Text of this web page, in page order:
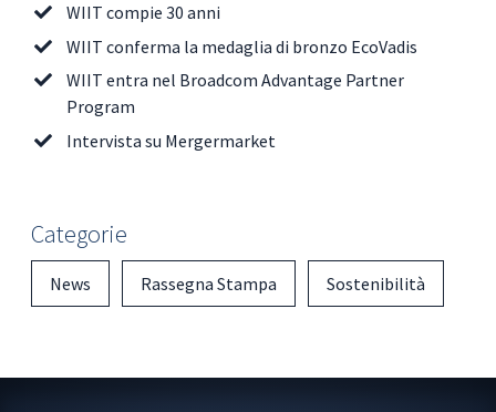
WIIT compie 30 anni
WIIT conferma la medaglia di bronzo EcoVadis
WIIT entra nel Broadcom Advantage Partner
Program
Intervista su Mergermarket
Categorie
News Rassegna Stampa Sostenibilità